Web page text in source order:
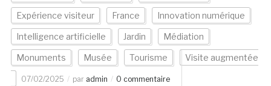
Expérience visiteur France Innovation numérique
Intelligence artificielle Jardin Médiation
Monuments Musée Tourisme Visite augmentée
07/02/2025 par admin 0 commentaire